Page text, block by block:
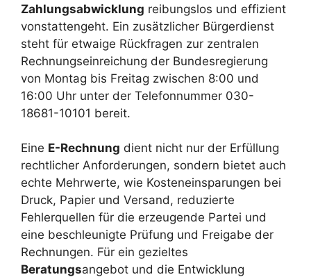
Zahlungsabwicklung reibungslos und effizient
vonstattengeht. Ein zusätzlicher Bürgerdienst
steht für etwaige Rückfragen zur zentralen
Rechnungseinreichung der Bundesregierung
von Montag bis Freitag zwischen 8:00 und
16:00 Uhr unter der Telefonnummer 030-
18681-10101 bereit.
Eine E-Rechnung dient nicht nur der Erfüllung
rechtlicher Anforderungen, sondern bietet auch
echte Mehrwerte, wie Kosteneinsparungen bei
Druck, Papier und Versand, reduzierte
Fehlerquellen für die erzeugende Partei und
eine beschleunigte Prüfung und Freigabe der
Rechnungen. Für ein gezieltes
Beratungsangebot und die Entwicklung